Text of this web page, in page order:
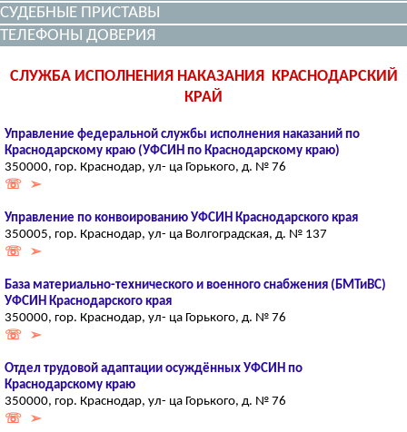
СУДЕБНЫЕ ПРИСТАВЫ
ТЕЛЕФОНЫ ДОВЕРИЯ
СЛУЖБА ИСПОЛНЕНИЯ НАКАЗАНИЯ КРАСНОДАРСКИЙ
КРАЙ
Управление федеральной службы исполнения наказаний по
Краснодарскому краю (УФСИН по Краснодарскому краю)
350000, гор. Краснодар, ул- ца Горького, д. № 76
☏ ➢
Управление по конвоированию УФСИН Краснодарского края
350005, гор. Краснодар, ул- ца Волгоградская, д. № 137
☏ ➢
База материально-технического и военного снабжения (БМТиВС)
УФСИН Краснодарского края
350000, гор. Краснодар, ул- ца Горького, д. № 76
☏ ➢
Отдел трудовой адаптации осуждённых УФСИН по
Краснодарскому краю
350000, гор. Краснодар, ул- ца Горького, д. № 76
☏ ➢